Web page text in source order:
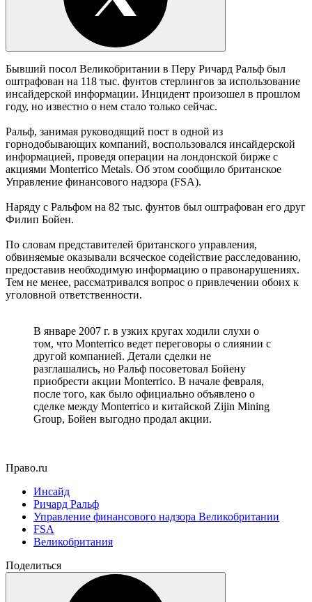
Бывший посол Великобритании в Перу Ричард Ральф был
оштрафован на 118 тыс. фунтов стерлингов за использование
инсайдерской информации. Инцидент произошел в прошлом
году, но известно о нем стало только сейчас.
Ральф, занимая руководящий пост в одной из
горнодобывающих компаний, воспользовался инсайдерской
информацией, проведя операции на лондонской бирже с
акциями Monterrico Metals. Об этом сообщило британское
Управление финансового надзора (FSA).
Наряду с Ральфом на 82 тыс. фунтов был оштрафован его друг
Филип Бойен.
По словам представителей британского управления,
обвиняемые оказывали всяческое содействие расследованию,
предоставив необходимую информацию о правонарушениях.
Тем не менее, рассматривался вопрос о привлечении обоих к
уголовной ответственности.
В январе 2007 г. в узких кругах ходили слухи о
том, что Monterrico ведет переговоры о слиянии с
другой компанией. Детали сделки не
разглашались, но Ральф посоветовал Бойену
приобрести акции Monterrico. В начале февраля,
после того, как было официально объявлено о
сделке между Monterrico и китайской Zijin Mining
Group, Бойен выгодно продал акции.
Право.ru
Инсайд
Ричард Ральф
Управление финансового надзора Великобритании
FSA
Великобритания
Поделиться